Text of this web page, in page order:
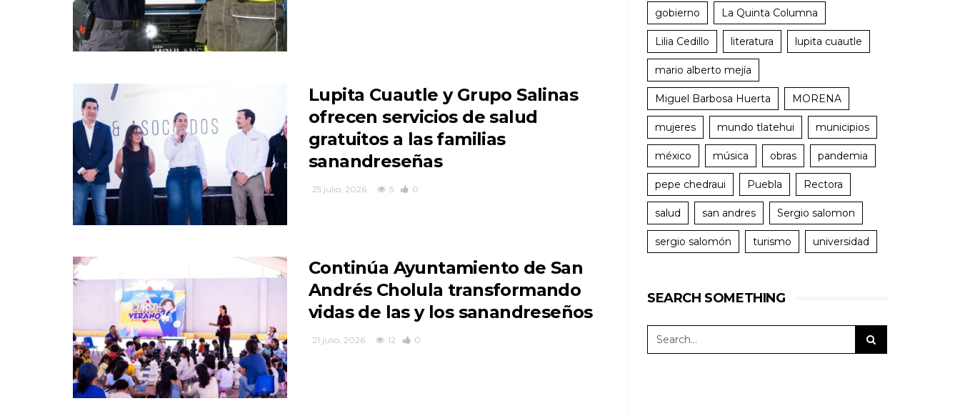
Lupita Cuautle y Grupo Salinas
ofrecen servicios de salud
gratuitos a las familias
sanandreseñas
25 julio, 2026 5 0
Continúa Ayuntamiento de San
Andrés Cholula transformando
vidas de las y los sanandreseños
21 julio, 2026 12 0
gobierno La Quinta Columna
Lilia Cedillo literatura lupita cuautle
mario alberto mejía
Miguel Barbosa Huerta MORENA
mujeres mundo tlatehui municipios
méxico música obras pandemia
pepe chedraui Puebla Rectora
salud san andres Sergio salomon
sergio salomón turismo universidad
SEARCH SOMETHING